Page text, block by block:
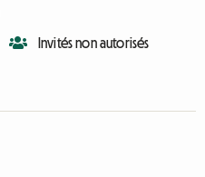
Invités non autorisés